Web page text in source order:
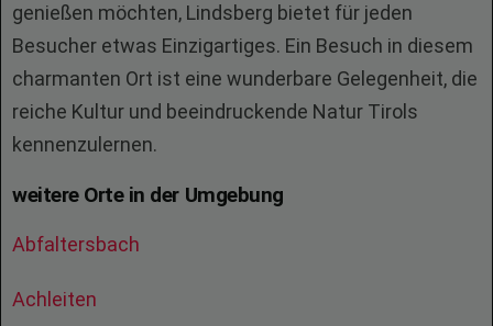
genießen möchten, Lindsberg bietet für jeden
Besucher etwas Einzigartiges. Ein Besuch in diesem
charmanten Ort ist eine wunderbare Gelegenheit, die
reiche Kultur und beeindruckende Natur Tirols
kennenzulernen.
weitere Orte in der Umgebung
Abfaltersbach
Achleiten